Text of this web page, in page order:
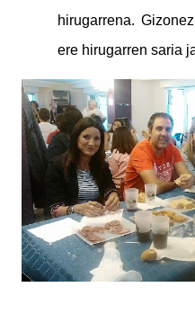
hirugarrena.
ere hirugarren saria